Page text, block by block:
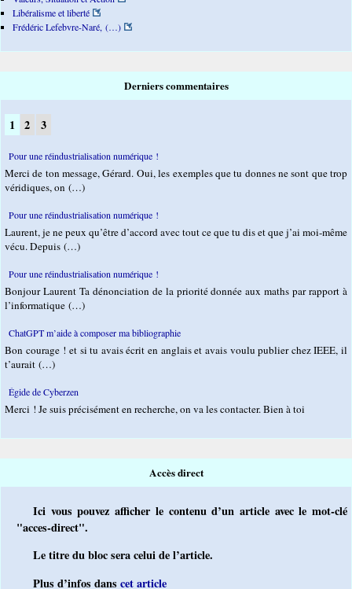
Libéralisme et liberté
Frédéric Lefebvre-Naré, (…)
Derniers commentaires
1 2 3
Pour une réindustrialisation numérique !
Merci de ton message, Gérard. Oui, les exemples que tu donnes ne sont que trop
véridiques, on (…)
Pour une réindustrialisation numérique !
Laurent, je ne peux qu’être d’accord avec tout ce que tu dis et que j’ai moi-même
vécu. Depuis (…)
Pour une réindustrialisation numérique !
Bonjour Laurent Ta dénonciation de la priorité donnée aux maths par rapport à
l’informatique (…)
ChatGPT m’aide à composer ma bibliographie
Bon courage ! et si tu avais écrit en anglais et avais voulu publier chez IEEE, il
t’aurait (…)
Égide de Cyberzen
Merci ! Je suis précisément en recherche, on va les contacter. Bien à toi
Accès direct
Ici vous pouvez afficher le contenu d’un article avec le mot-clé
"acces-direct".
Le titre du bloc sera celui de l’article.
Plus d’infos danscet article